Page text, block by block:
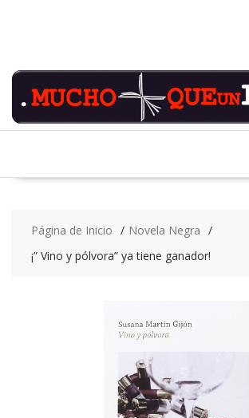
Página de Inicio
Novela Negra
¡” Vino y pólvora” ya tiene ganador!